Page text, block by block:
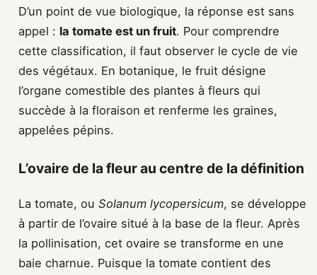
D’un point de vue biologique, la réponse est sans
appel : la tomate est un fruit. Pour comprendre
cette classification, il faut observer le cycle de vie
des végétaux. En botanique, le fruit désigne
l’organe comestible des plantes à fleurs qui
succède à la floraison et renferme les graines,
appelées pépins.
L’ovaire de la fleur au centre de la définition
La tomate, ou Solanum lycopersicum, se développe
à partir de l’ovaire situé à la base de la fleur. Après
la pollinisation, cet ovaire se transforme en une
baie charnue. Puisque la tomate contient des